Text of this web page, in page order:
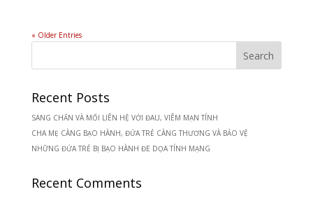
« Older Entries
Recent Posts
SANG CHẤN VÀ MỐI LIÊN HỆ VỚI ĐAU, VIÊM MẠN TÍNH
CHA MẸ CÀNG BẠO HÀNH, ĐỨA TRẺ CÀNG THƯƠNG VÀ BẢO VỆ
NHỮNG ĐỨA TRẺ BỊ BẠO HÀNH ĐE DỌA TÍNH MẠNG
Recent Comments